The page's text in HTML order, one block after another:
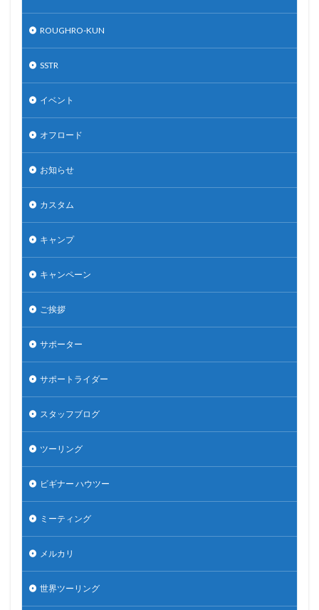
ROUGHRO-KUN
SSTR
イベント
オフロード
お知らせ
カスタム
キャンプ
キャンペーン
ご挨拶
サポーター
サポートライダー
スタッフブログ
ツーリング
ビギナー ハウツー
ミーティング
メルカリ
世界ツーリング